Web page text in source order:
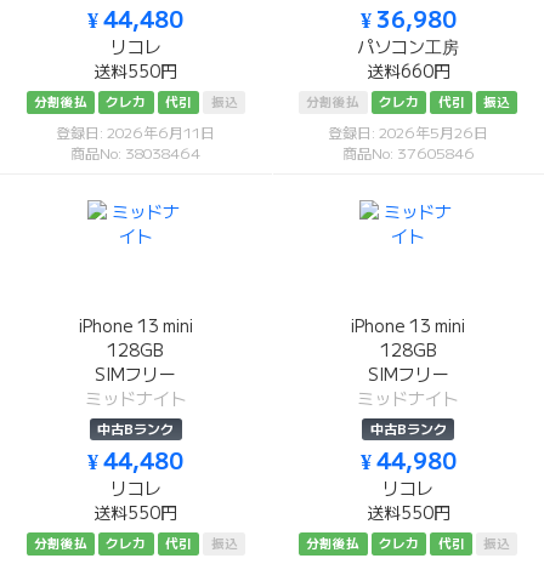
¥ 44,480
リコレ
送料550円
分割後払 クレカ 代引 振込
登録日: 2026年6月11日
商品No: 38038464
¥ 36,980
パソコン工房
送料660円
分割後払 クレカ 代引 振込
登録日: 2026年5月26日
商品No: 37605846
iPhone 13 mini
128GB
SIMフリー
ミッドナイト
中古Bランク
¥ 44,480
リコレ
送料550円
分割後払 クレカ 代引 振込
iPhone 13 mini
128GB
SIMフリー
ミッドナイト
中古Bランク
¥ 44,980
リコレ
送料550円
分割後払 クレカ 代引 振込